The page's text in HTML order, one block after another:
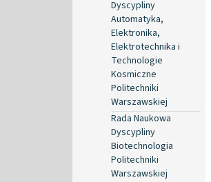
Dyscypliny
Automatyka,
Elektronika,
Elektrotechnika i
Technologie
Kosmiczne
Politechniki
Warszawskiej
Rada Naukowa
Dyscypliny
Biotechnologia
Politechniki
Warszawskiej